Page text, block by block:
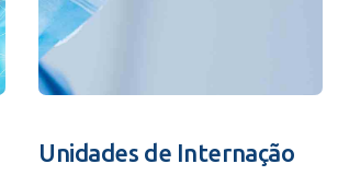
Unidades de Internação